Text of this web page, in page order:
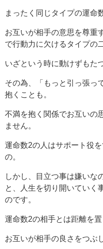
まったく同じタイプの運命
お互いが相手の意思を尊重
で行動力に欠けるタイプの
いざという時に動けずもた
その為、「もっと引っ張っ
抱くことも。
不満を抱く関係でお互いの
ません。
運命数2の人はサポート役
の。
しかし、目立つ事は嫌いな
と、人生を切り開いていく
のです。
運命数2の相手とは距離を置
お互いが相手の良さをつぶ